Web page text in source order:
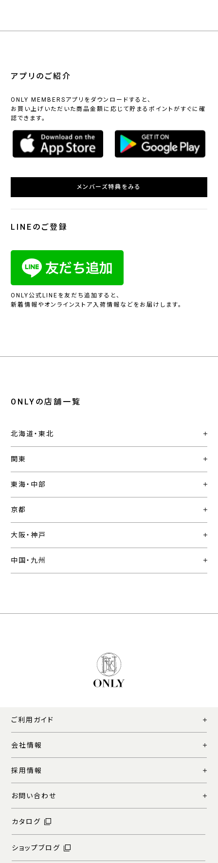
アプリのご紹介
ONLY MEMBERSアプリをダウンロードすると、
お買い上げいただいた商品金額に応じて貯まるポイントがすぐに確
認できます。
メンバーズ特典をみる
LINEのご登録
ONLY公式LINEを友だち追加すると、
新着情報やオンラインストア入荷情報などをお届けします。
ONLYの店舗一覧
北海道・東北
関東
東海・中部
京都
大阪・神戸
中国・九州
ご利用ガイド
会社情報
採用情報
お問い合わせ
カタログ
ショップブログ